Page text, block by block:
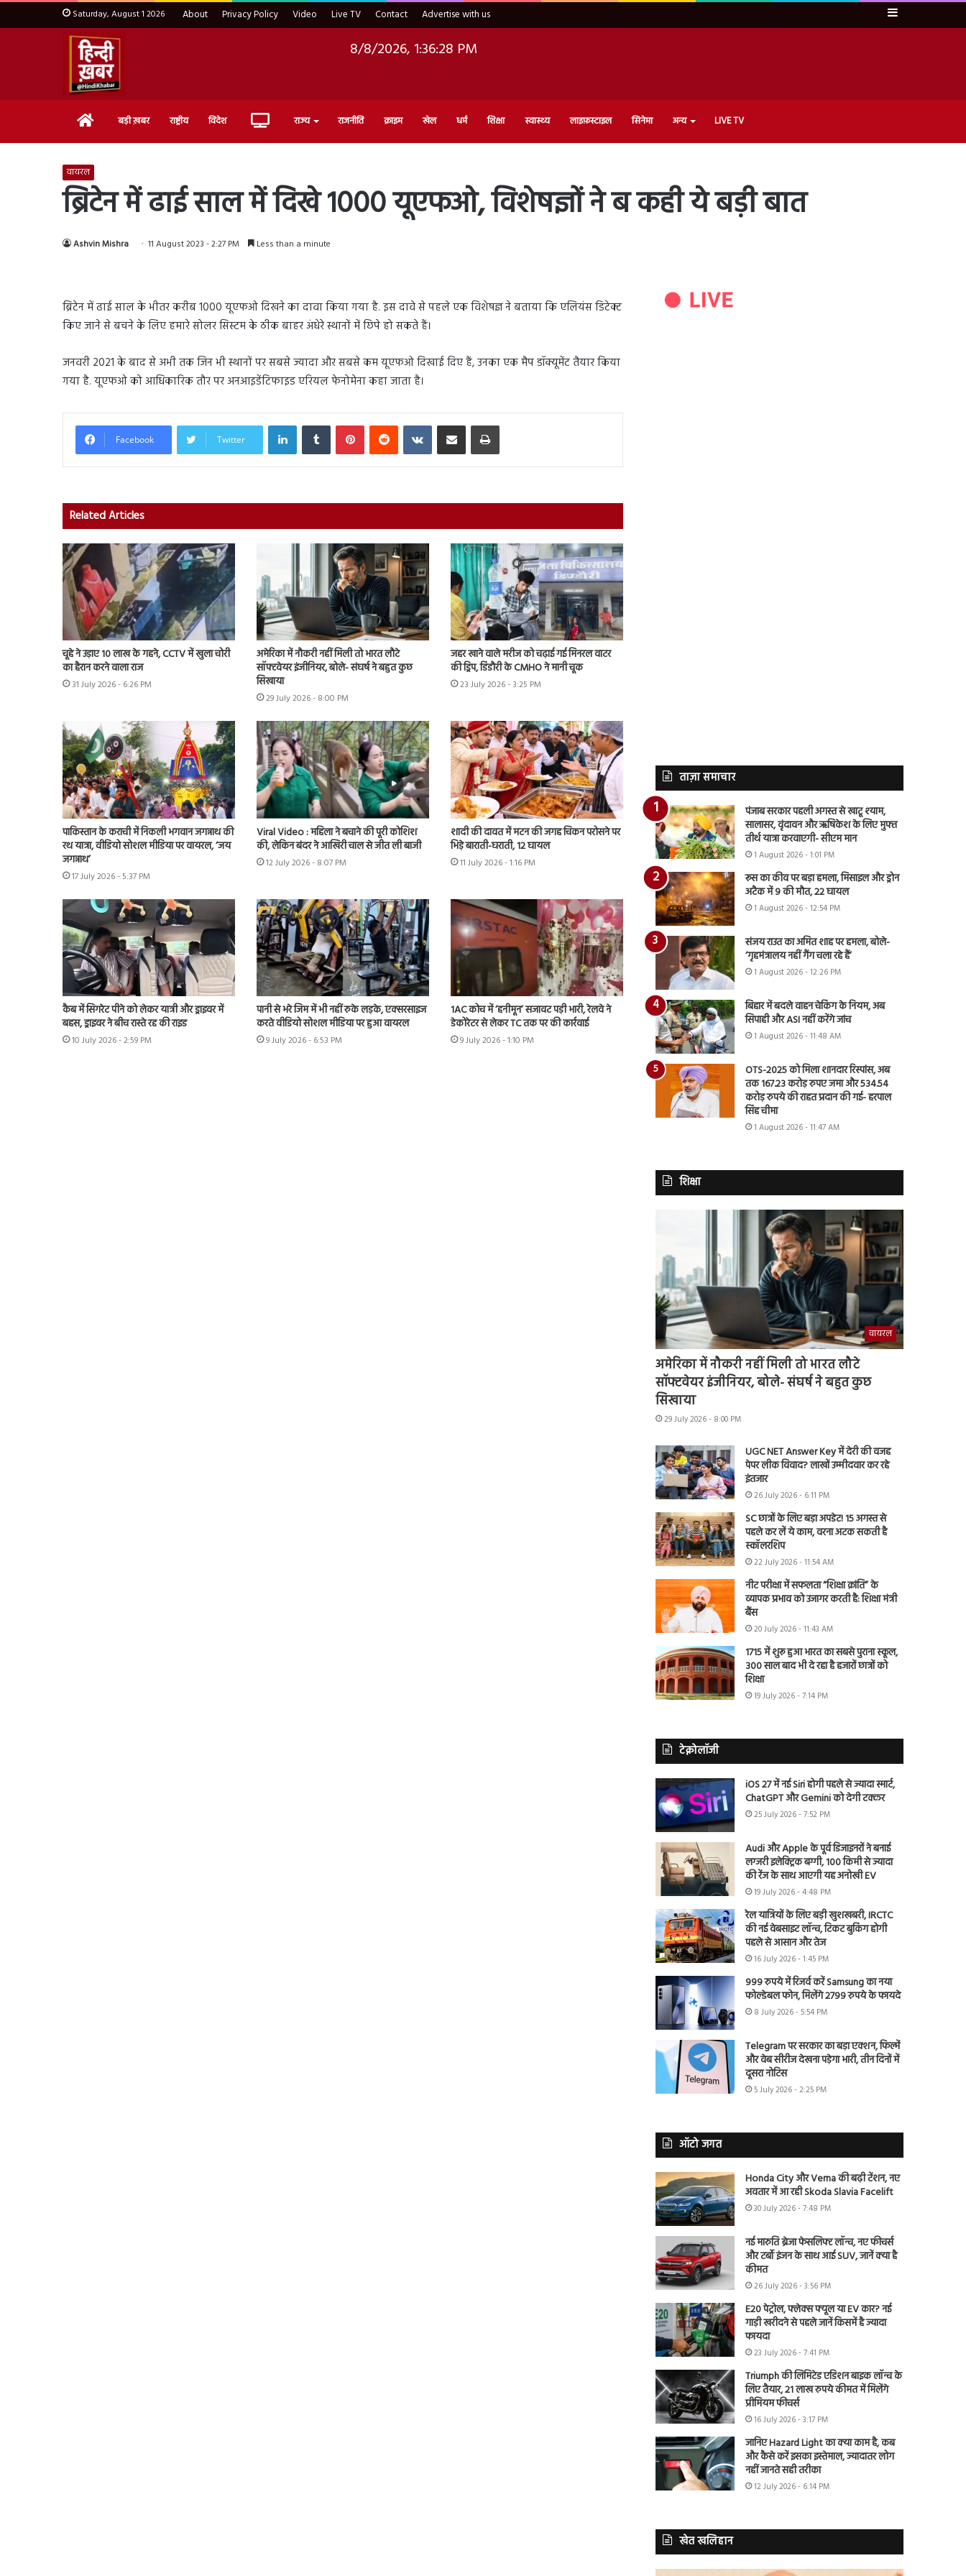
Saturday, August 1 2026 About Privacy Policy Video Live TV Contact Advertise with us Sidebar
8/8/2026, 1:36:29 PM
Home बड़ी ख़बर राष्ट्रीय विदेश Live राज्य राजनीति क्राइम खेल धर्म शिक्षा स्वास्थ्य लाइफ़स्टाइल सिनेमा अन्य LIVE TV
वायरल
ब्रिटेन में ढाई साल में दिखे 1000 यूएफओ, विशेषज्ञों ने ब कही ये बड़ी बात
Ashvin Mishra 11 August 2023 - 2:27 PM Less than a minute
ब्रिटेन में ढाई साल के भीतर करीब 1000 यूएफओ दिखने का दावा किया गया है. इस दावे से पहले एक विशेषज्ञ ने बताया कि एलियंस डिटेक्ट
किए जाने से बचने के लिए हमारे सोलर सिस्टम के ठीक बाहर अंधेरे स्थानों में छिपे हो सकते हैं।
जनवरी 2021 के बाद से अभी तक जिन भी स्थानों पर सबसे ज्यादा और सबसे कम यूएफओ दिखाई दिए हैं, उनका एक मैप डॉक्यूमेंट तैयार किया
गया है. यूएफओ को आधिकारिक तौर पर अनआइडेंटिफाइड एरियल फेनोमेना कहा जाता है।
Facebook Twitter
LinkedInTumblr PinterestReddit VKontakteShare via Email Print
Related Articles
चूहे ने उड़ाए 10 लाख के गहने, CCTV में खुला चोरी
का हैरान करने वाला राज
31 July 2026 - 6:26 PM
अमेरिका में नौकरी नहीं मिली तो भारत लौटे
सॉफ्टवेयर इंजीनियर, बोले- संघर्ष ने बहुत कुछ
सिखाया
29 July 2026 - 8:00 PM
जहर खाने वाले मरीज को चढ़ाई गई मिनरल वाटर
की ड्रिप, डिंडौरी के CMHO ने मानी चूक
23 July 2026 - 3:25 PM
पाकिस्तान के कराची में निकली भगवान जगन्नाथ की
रथ यात्रा, वीडियो सोशल मीडिया पर वायरल, ‘जय
जगन्नाथ’
17 July 2026 - 5:37 PM
Viral Video : महिला ने बचाने की पूरी कोशिश
की, लेकिन बंदर ने आखिरी चाल से जीत ली बाजी
12 July 2026 - 8:07 PM
शादी की दावत में मटन की जगह चिकन परोसने पर
भिड़े बाराती-घराती, 12 घायल
11 July 2026 - 1:16 PM
कैब में सिगरेट पीने को लेकर यात्री और ड्राइवर में
बहस, ड्राइवर ने बीच रास्ते रद्द की राइड
10 July 2026 - 2:59 PM
पानी से भरे जिम में भी नहीं रुके लड़के, एक्सरसाइज
करते वीडियो सोशल मीडिया पर हुआ वायरल
9 July 2026 - 6:53 PM
1AC कोच में ‘हनीमून’ सजावट पड़ी भारी, रेलवे ने
डेकोरेटर से लेकर TC तक पर की कार्रवाई
9 July 2026 - 1:10 PM
ताज़ा समाचार
पंजाब सरकार पहली अगस्त से खाटू श्याम,
सालासर, वृंदावन और ऋषिकेश के लिए मुफ्त
तीर्थ यात्रा करवाएगी- सीएम मान
1 August 2026 - 1:01 PM
रूस का कीव पर बड़ा हमला, मिसाइल और ड्रोन
अटैक में 9 की मौत, 22 घायल
1 August 2026 - 12:54 PM
संजय राउत का अमित शाह पर हमला, बोले-
‘गृहमंत्रालय नहीं गैंग चला रहे हैं’
1 August 2026 - 12:26 PM
बिहार में बदले वाहन चेकिंग के नियम, अब
सिपाही और ASI नहीं करेंगे जांच
1 August 2026 - 11:48 AM
OTS-2025 को मिला शानदार रिस्पांस, अब
तक 167.23 करोड़ रुपए जमा और 534.54
करोड़ रुपये की राहत प्रदान की गई- हरपाल
सिंह चीमा
1 August 2026 - 11:47 AM
शिक्षा
वायरल
अमेरिका में नौकरी नहीं मिली तो भारत लौटे
सॉफ्टवेयर इंजीनियर, बोले- संघर्ष ने बहुत कुछ
सिखाया
29 July 2026 - 8:00 PM
UGC NET Answer Key में देरी की वजह
पेपर लीक विवाद? लाखों उम्मीदवार कर रहे
इंतजार
26 July 2026 - 6:11 PM
SC छात्रों के लिए बड़ा अपडेट! 15 अगस्त से
पहले कर लें ये काम, वरना अटक सकती है
स्कॉलरशिप
22 July 2026 - 11:54 AM
नीट परीक्षा में सफलता “शिक्षा क्रांति” के
व्यापक प्रभाव को उजागर करती है: शिक्षा मंत्री
बैंस
20 July 2026 - 11:43 AM
1715 में शुरू हुआ भारत का सबसे पुराना स्कूल,
300 साल बाद भी दे रहा है हजारों छात्रों को
शिक्षा
19 July 2026 - 7:14 PM
टेक्नोलॉजी
iOS 27 में नई Siri होगी पहले से ज्यादा स्मार्ट,
ChatGPT और Gemini को देगी टक्कर
25 July 2026 - 7:52 PM
Audi और Apple के पूर्व डिजाइनरों ने बनाई
लग्जरी इलेक्ट्रिक बग्गी, 100 किमी से ज्यादा
की रेंज के साथ आएगी यह अनोखी EV
19 July 2026 - 4:48 PM
रेल यात्रियों के लिए बड़ी खुशखबरी, IRCTC
की नई वेबसाइट लॉन्च, टिकट बुकिंग होगी
पहले से आसान और तेज
16 July 2026 - 1:45 PM
999 रुपये में रिजर्व करें Samsung का नया
फोल्डेबल फोन, मिलेंगे 2799 रुपये के फायदे
8 July 2026 - 5:54 PM
Telegram पर सरकार का बड़ा एक्शन, फिल्में
और वेब सीरीज देखना पड़ेगा भारी, तीन दिनों में
दूसरा नोटिस
5 July 2026 - 2:25 PM
ऑटो जगत
Honda City और Verna की बढ़ी टेंशन, नए
अवतार में आ रही Skoda Slavia Facelift
30 July 2026 - 7:48 PM
नई मारुति ब्रेजा फेसलिफ्ट लॉन्च, नए फीचर्स
और टर्बो इंजन के साथ आई SUV, जानें क्या है
कीमत
26 July 2026 - 3:56 PM
E20 पेट्रोल, फ्लेक्स फ्यूल या EV कार? नई
गाड़ी खरीदने से पहले जानें किसमें है ज्यादा
फायदा
23 July 2026 - 7:41 PM
Triumph की लिमिटेड एडिशन बाइक लॉन्च के
लिए तैयार, 21 लाख रुपये कीमत में मिलेंगे
प्रीमियम फीचर्स
16 July 2026 - 3:17 PM
जानिए Hazard Light का क्या काम है, कब
और कैसे करें इसका इस्तेमाल, ज्यादातर लोग
नहीं जानते सही तरीका
12 July 2026 - 6:14 PM
खेत खलिहान